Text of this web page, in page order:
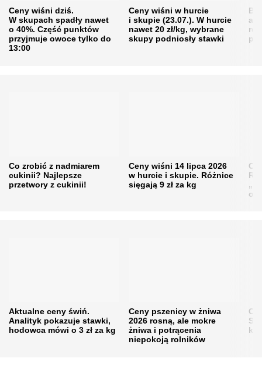
Ceny wiśni dziś.
W skupach spadły nawet
o 40%. Część punktów
przyjmuje owoce tylko do
13:00
Ceny wiśni w hurcie
i skupie (23.07.). W hurcie
nawet 20 zł/kg, wybrane
skupy podniosły stawki
Co zrobić z nadmiarem
cukinii? Najlepsze
przetwory z cukinii!
Ceny wiśni 14 lipca 2026
w hurcie i skupie. Różnice
sięgają 9 zł za kg
Aktualne ceny świń.
Analityk pokazuje stawki,
hodowca mówi o 3 zł za kg
Ceny pszenicy w żniwa
2026 rosną, ale mokre
żniwa i potrącenia
niepokoją rolników